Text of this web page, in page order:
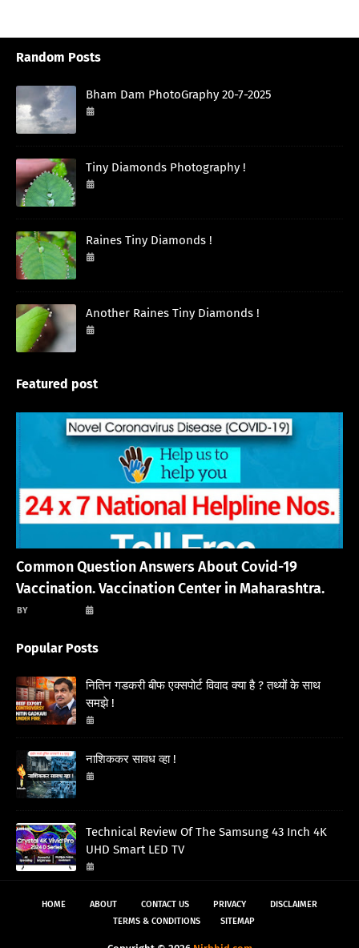
Random Posts
Bham Dam PhotoGraphy 20-7-2025
Tiny Diamonds Photography !
Raines Tiny Diamonds !
Another Raines Tiny Diamonds !
Featured post
Common Question Answers About Covid-19
Vaccination. Vaccination Center in Maharashtra.
Popular Posts
नितिन गडकरी बीफ एक्सपोर्ट विवाद क्या है ? तथ्यों के साथ
समझे !
नाशिककर सावध व्हा !
Technical Review Of The Samsung 43 Inch 4K
UHD Smart LED TV
HOME ABOUT CONTACT US PRIVACY
DISCLAIMER
TERMS & CONDITIONS
SITEMAP